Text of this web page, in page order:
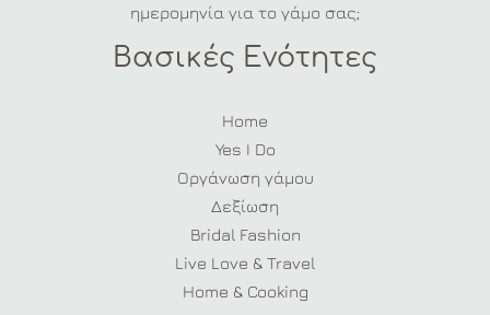
ημερομηνία για το γάμο σας;
Βασικές Ενότητες
Home
Yes I Do
Οργάνωση γάμου
Δεξίωση
Bridal Fashion
Live Love & Travel
Home & Cooking